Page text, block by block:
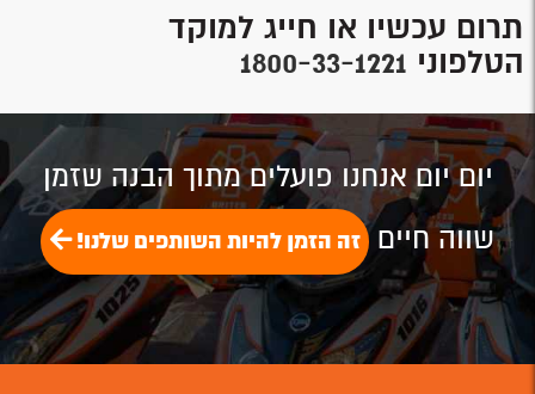
תרום עכשיו או חייג למוקד
הטלפוני 1800-33-1221
יום יום אנחנו פועלים מתוך הבנה שזמן
שווה חיים זה הזמן להיות השותפים שלנו!